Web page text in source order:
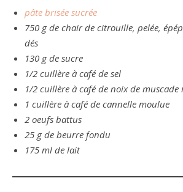
pâte brisée sucrée
750 g de chair de citrouille, pelée,
dés
130 g de sucre
1/2 cuillère à café de sel
1/2 cuillère à café de noix de muscade
1 cuillère à café de cannelle moulue
2 oeufs battus
25 g de beurre fondu
175 ml de lait